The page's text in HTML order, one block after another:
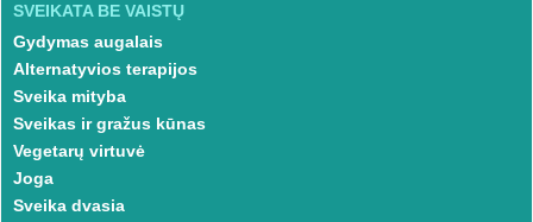
SVEIKATA BE VAISTŲ
Gydymas augalais
Alternatyvios terapijos
Sveika mityba
Sveikas ir gražus kūnas
Vegetarų virtuvė
Joga
Sveika dvasia